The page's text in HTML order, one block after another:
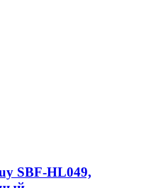
SBF-HL049,